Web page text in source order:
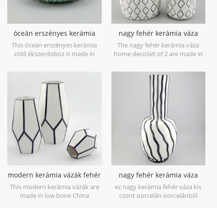
óceán erszényes kerámia
zöld ékszerdoboz
This óceán erszényes kerámia
zöld ékszerdoboz is made in
storage or dry food and goods.
Microwave safe and food safe.
nagy fehér kerámia váza
home deco
The nagy fehér kerámia váza
home decoSet of 2 are made in
snow white with transparent
glaze on the surface,different
from the white glaze finish. Is
much more beautiful,precious
and high value.
modern kerámia vázák fehér
és fekete
This modern kerámia vázák are
made in low bone China
nagy fehér kerámia váza
fekete kézzel festett
vonalakkal
ez nagy kerámia fehér váza kis
csont porcelán porcelánból